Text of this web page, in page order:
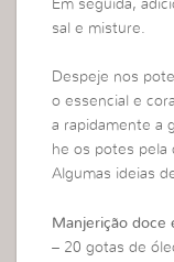
Em seguida,
sal e misture.
Despeje nos
o essencial e
a rapidamente a
he os potes pela
Algumas ideias
Manjerição doce
– 20 gotas de